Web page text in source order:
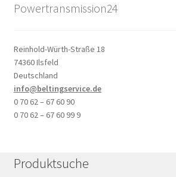
Powertransmission24
Reinhold-Würth-Straße 18
74360 Ilsfeld
Deutschland
info@beltingservice.de
0 70 62 – 67 60 90
0 70 62 – 67 60 99 9
Produktsuche